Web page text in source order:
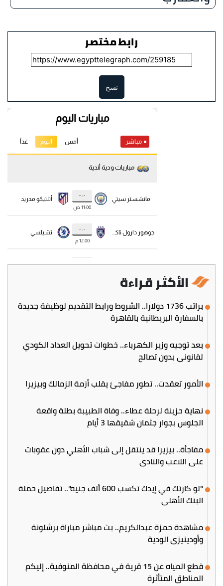
رابط مختصر
نسخ
الأكثر قراءة
براتب 1736 دولارا.. الشروط ورابط التقديم لوظيفة جديدة
بالسفارة البريطانية بالقاهرة
بعد توجيه وزير الكهرباء.. خطوات تحويل العداد الكودي
لقانوني بدون تصالح
الأمور تعقدت.. تطور مفاجئ يقلب أزمة الزمالك وبيزيرا
نهاية حزينة لرحلة عطاء.. وفاة الطبيبة بطلة واقعة
الجلوس بجوار جثمان شقيقها 3 أيام
مفاجأة.. بيزيرا قد ينتقل إلى شباب الأهلي دون عقوبات
على اللاعب والنادي
"لو كارتك في إيدك تكسب 600 ألف جنيه".. تفاصيل حملة
البنك الأهلي
مشاهدة حمزة عبدالكريم.. بث مباشر مباراة برشلونة
وأودينيزي الودية
قطع المياه عن 15 قرية في محافظة المنوفية.. إليكم
المناطق المتأثرة